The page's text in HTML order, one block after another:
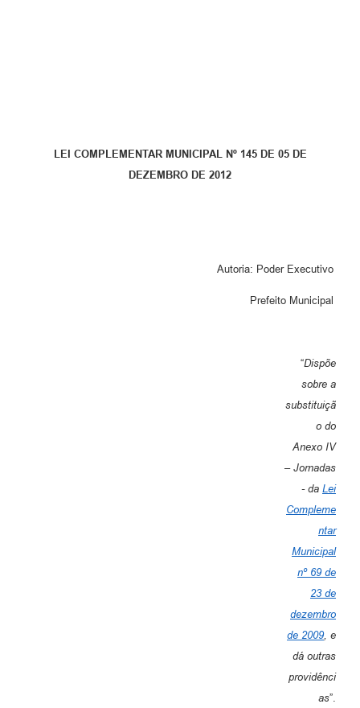
Cartas de Serviço ao Usuário
LEI COMPLEMENTAR MUNICIPAL Nº 145 DE 05 DE
DEZEMBRO DE 2012
Autoria: Poder Executivo
Prefeito Municipal
“Dispõe
sobre a
substituiçã
o do
Anexo IV
– Jornadas
- da Lei
Compleme
ntar
Municipal
nº 69 de
23 de
dezembro
de 2009, e
dá outras
providênci
as”.